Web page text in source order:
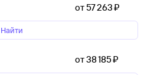
от 57 ⁠263 ⁠₽
Найти
от 38 ⁠185 ⁠₽